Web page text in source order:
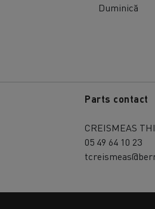
Duminică
Parts contact
CREISMEAS
05 49 64 10 23